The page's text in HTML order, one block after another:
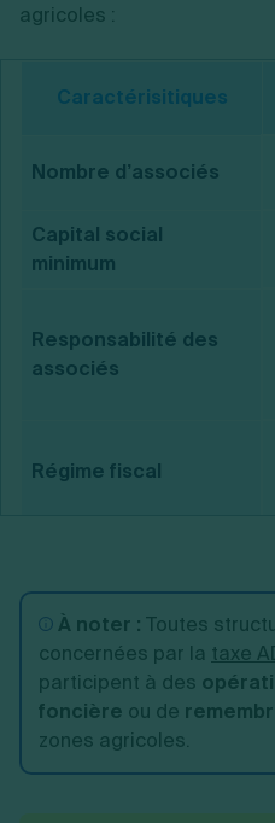
agricoles :
Caractérisitiques
Nombre d’associés
Capital social
minimum
Responsabilité des
associés
Régime fiscal
À noter : Toutes
concernées par la taxe
participent à des
foncière ou de
zones agricoles.